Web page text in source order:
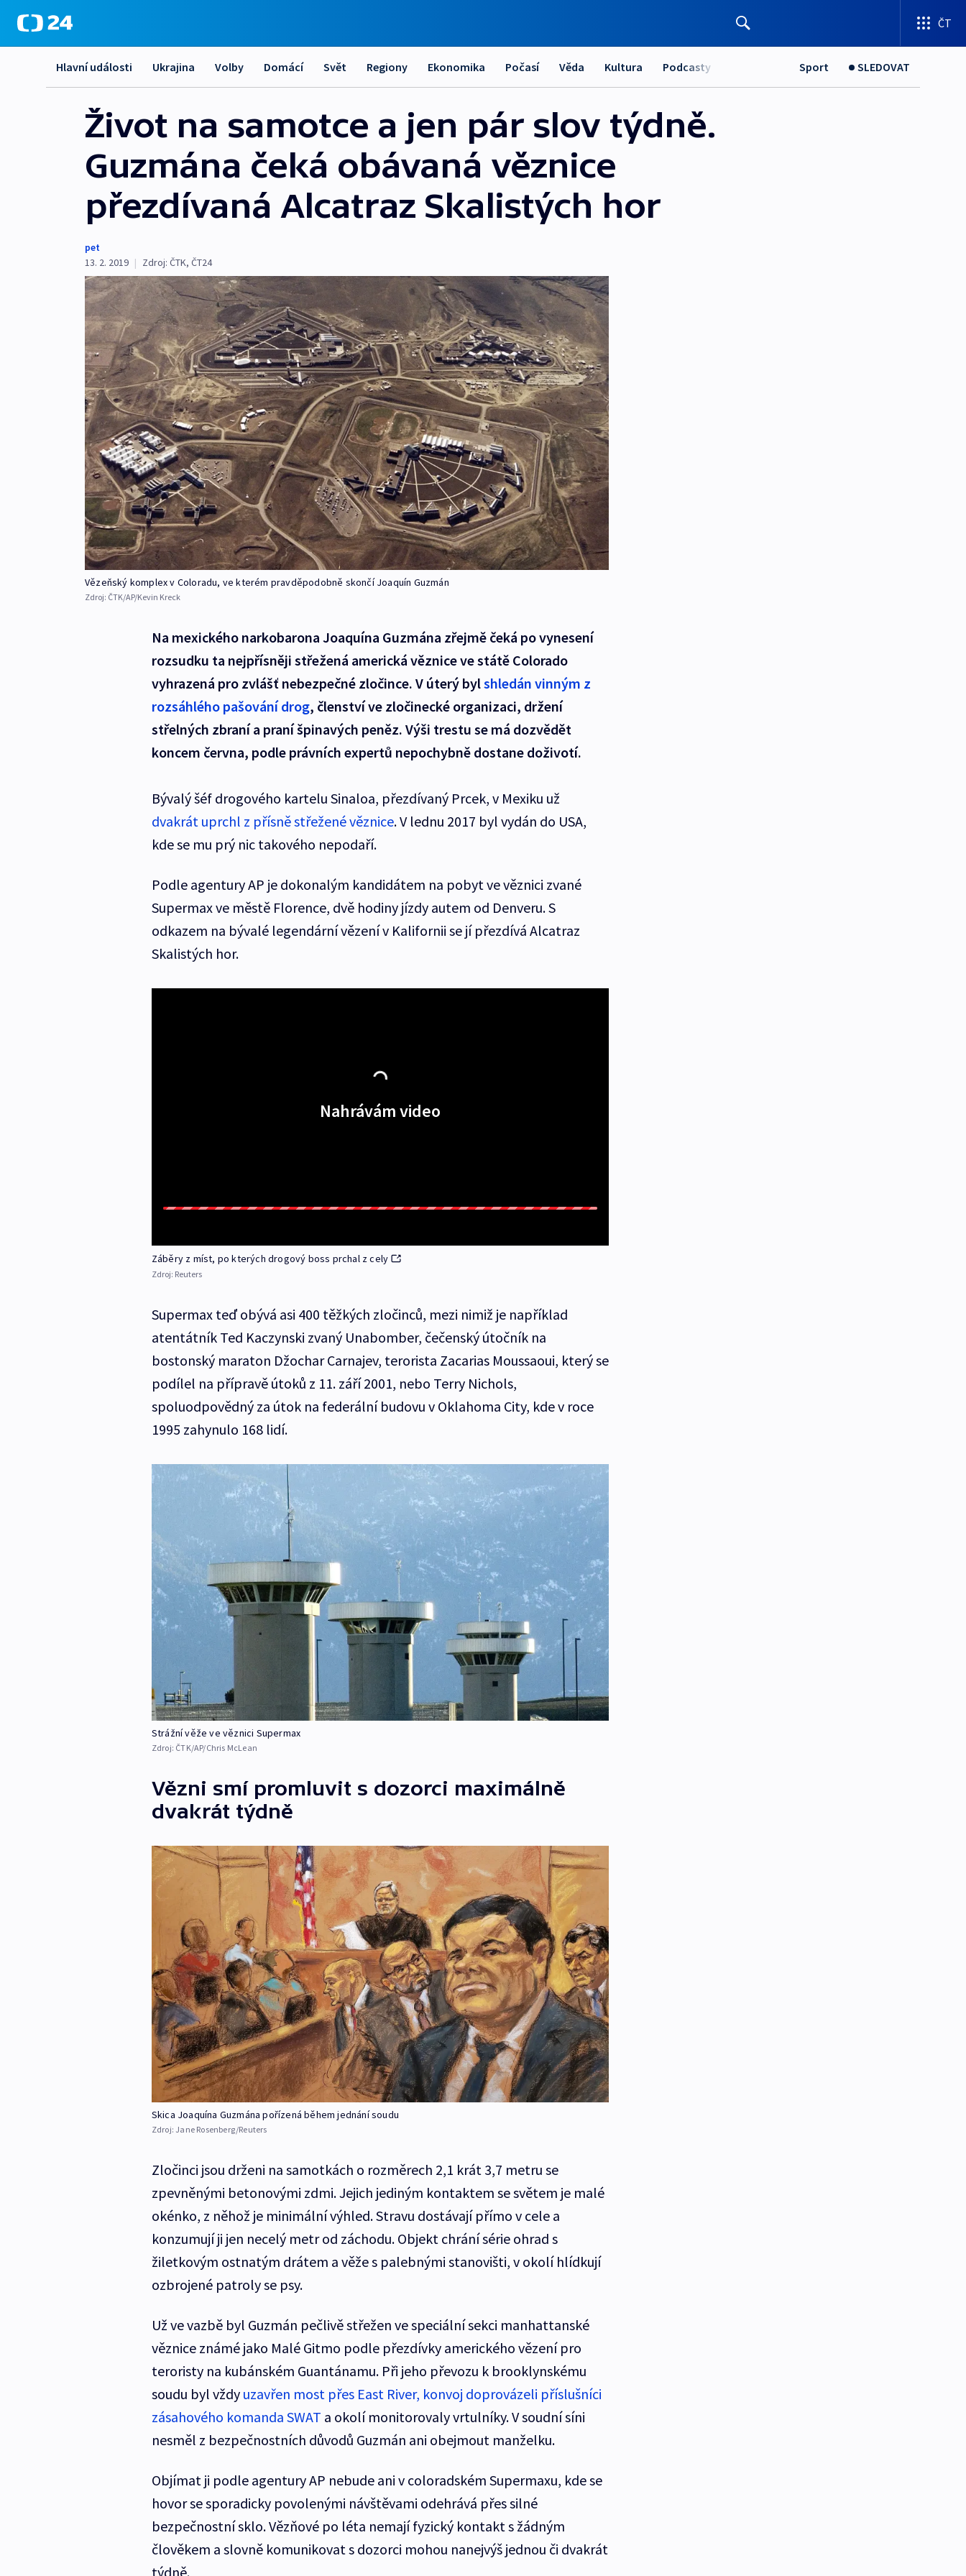
ČT
Hlavní události Ukrajina Volby Domácí Svět Regiony Ekonomika Počasí Věda Kultura Podcasty Sport SLEDOVAT
Život na samotce a jen pár slov týdně.
Guzmána čeká obávaná věznice
přezdívaná Alcatraz Skalistých hor
pet
13. 2. 2019 | Zdroj: ČTK, ČT24
Vězeňský komplex v Coloradu, ve kterém pravděpodobně skončí Joaquín Guzmán
Zdroj: ČTK/AP/Kevin Kreck
Na mexického narkobarona Joaquína Guzmána zřejmě čeká po vynesení
rozsudku ta nejpřísněji střežená americká věznice ve státě Colorado
vyhrazená pro zvlášť nebezpečné zločince. V úterý bylshledán vinným z
rozsáhlého pašování drog, členství ve zločinecké organizaci, držení
střelných zbraní a praní špinavých peněz. Výši trestu se má dozvědět
koncem června, podle právních expertů nepochybně dostane doživotí.
Bývalý šéf drogového kartelu Sinaloa, přezdívaný Prcek, v Mexiku už
dvakrát uprchl z přísně střežené věznice. V lednu 2017 byl vydán do USA,
kde se mu prý nic takového nepodaří.
Podle agentury AP je dokonalým kandidátem na pobyt ve věznici zvané
Supermax ve městě Florence, dvě hodiny jízdy autem od Denveru. S
odkazem na bývalé legendární vězení v Kalifornii se jí přezdívá Alcatraz
Skalistých hor.
Nahrávám video
Záběry z míst, po kterých drogový boss prchal z cely
Zdroj: Reuters
Supermax teď obývá asi 400 těžkých zločinců, mezi nimiž je například
atentátník Ted Kaczynski zvaný Unabomber, čečenský útočník na
bostonský maraton Džochar Carnajev, terorista Zacarias Moussaoui, který se
podílel na přípravě útoků z 11. září 2001, nebo Terry Nichols,
spoluodpovědný za útok na federální budovu v Oklahoma City, kde v roce
1995 zahynulo 168 lidí.
Strážní věže ve věznici Supermax
Zdroj: ČTK/AP/Chris McLean
Vězni smí promluvit s dozorci maximálně
dvakrát týdně
Skica Joaquína Guzmána pořízená během jednání soudu
Zdroj: Jane Rosenberg/Reuters
Zločinci jsou drženi na samotkách o rozměrech 2,1 krát 3,7 metru se
zpevněnými betonovými zdmi. Jejich jediným kontaktem se světem je malé
okénko, z něhož je minimální výhled. Stravu dostávají přímo v cele a
konzumují ji jen necelý metr od záchodu. Objekt chrání série ohrad s
žiletkovým ostnatým drátem a věže s palebnými stanovišti, v okolí hlídkují
ozbrojené patroly se psy.
Už ve vazbě byl Guzmán pečlivě střežen ve speciální sekci manhattanské
věznice známé jako Malé Gitmo podle přezdívky amerického vězení pro
teroristy na kubánském Guantánamu. Při jeho převozu k brooklynskému
soudu byl vždy uzavřen most přes East River, konvoj doprovázeli příslušníci
zásahového komanda SWAT a okolí monitorovaly vrtulníky. V soudní síni
nesměl z bezpečnostních důvodů Guzmán ani obejmout manželku.
Objímat ji podle agentury AP nebude ani v coloradském Supermaxu, kde se
hovor se sporadicky povolenými návštěvami odehrává přes silné
bezpečnostní sklo. Vězňové po léta nemají fyzický kontakt s žádným
člověkem a slovně komunikovat s dozorci mohou nanejvýš jednou či dvakrát
týdně.